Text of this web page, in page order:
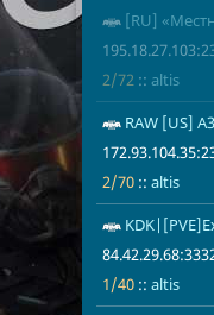
[RU]
2/72 :: altis
RAW [US]
2/70 :: altis
1/40 :: altis
1